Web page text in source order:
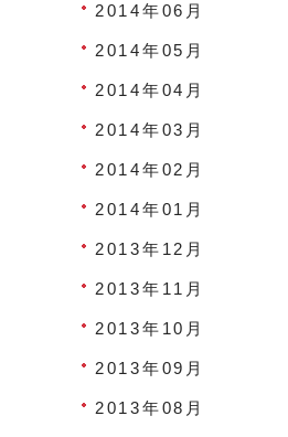
2014年06月
2014年05月
2014年04月
2014年03月
2014年02月
2014年01月
2013年12月
2013年11月
2013年10月
2013年09月
2013年08月